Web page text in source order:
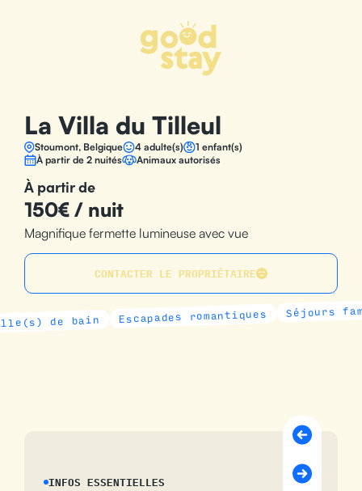
La Villa du Tilleul
Stoumont, Belgique 4 adulte(s)
1 enfant(s)
À partir de 2 nuités
Animaux autorisés
À partir de
150€ / nuit
Magnifique fermette lumineuse avec vue
CONTACTER LE PROPRIÉTAIRE
de bain Escapades romantiques Séjours
INFOS ESSENTIELLES